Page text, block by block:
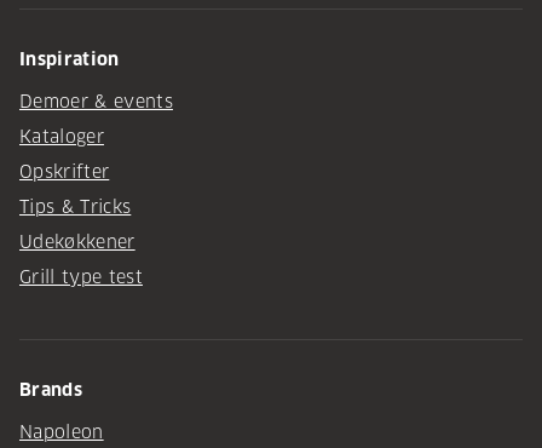
Inspiration
Demoer & events
Kataloger
Opskrifter
Tips & Tricks
Udekøkkener
Grill type test
Brands
Napoleon